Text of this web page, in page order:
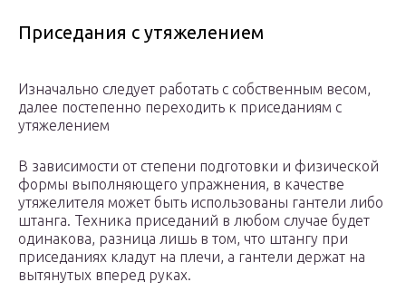
Приседания с утяжелением
Изначально следует работать с собственным весом,
далее постепенно переходить к приседаниям с
утяжелением
В зависимости от степени подготовки и физической
формы выполняющего упражнения, в качестве
утяжелителя может быть использованы гантели либо
штанга. Техника приседаний в любом случае будет
одинакова, разница лишь в том, что штангу при
приседаниях кладут на плечи, а гантели держат на
вытянутых вперед руках.